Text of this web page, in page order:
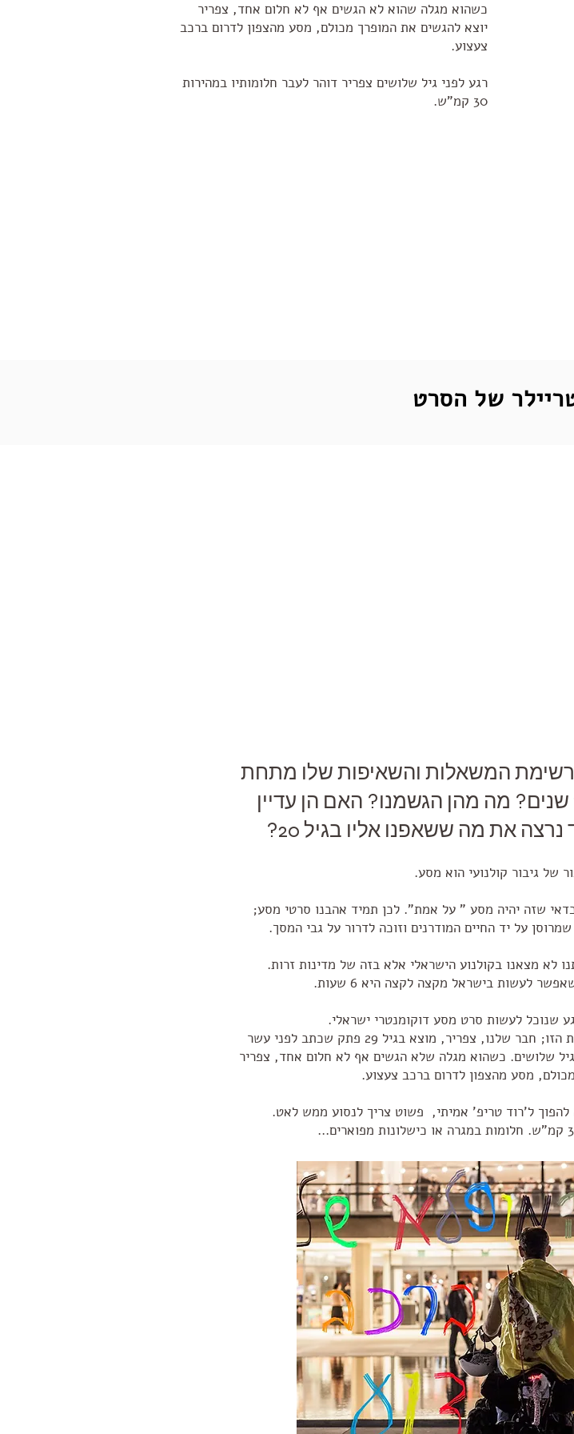
כשהוא מגלה שהוא לא הגשים אף לא חלום אחד, צפריר
יוצא להגשים את המופרך מכולם, מסע מהצפון לדרום ברכב
צעצוע.
רגע לפני גיל שלושים צפריר דוהר לעבר חלומותיו במהירות
30 קמ"ש.
של הסרט
רשימת המשאלות והשאיפות שלו מתחת
לאדמה ולהפגש איתן אחרי 10 שנים? מה מהן הגשמנו? האם הן עדיין
של גיבור קולנועי הוא מסע.
שזה יהיה מסע " על אמת". לכן תמיד אהבנו סרטי מסע;
על יד החיים המודרנים וזוכה לדרור על גבי המסך.
לא מצאנו בקולנוע הישראלי אלא בזה של מדינות זרות.
לעשות בישראל מקצה לקצה היא 6 שעות.
שנוכל לעשות סרט מסע דוקומנטרי ישראלי.
הסרט הזה, '30 קמ"ש' הוא תוצאה של ההזדמנות הזו; חבר שלנו, צפריר, מוצא בגיל 29 פתק שכתב לפני עשר
שלושים. כשהוא מגלה שלא הגשים אף לא חלום אחד, צפריר
מסע מהצפון לדרום ברכב צעצוע.
להפוך ל'רוד טריפ' אמיתי, פשוט צריך לנסוע ממש לאט.